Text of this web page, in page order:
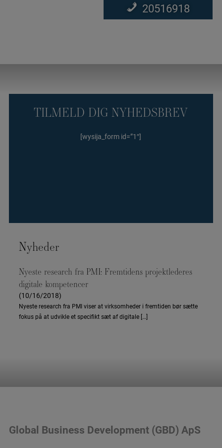
20516918
TILMELD DIG NYHEDSBREV
[wysija_form id=”1″]
Nyheder
Nyeste research fra PMI: Fremtidens projektlederes
digitale kompetencer
(10/16/2018)
Nyeste research fra PMI viser at virksomheder i fremtiden bør sætte
fokus på at udvikle et specifikt sæt af digitale […]
Global Business Development (GBD) ApS